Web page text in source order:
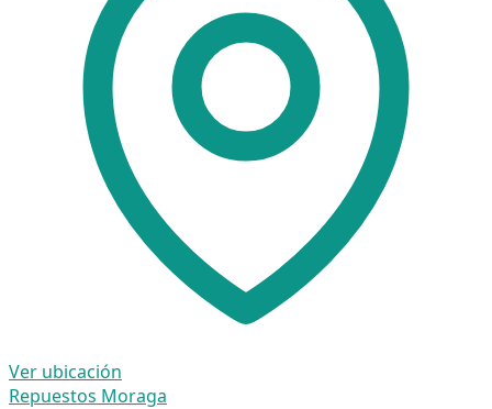
Ver ubicación
Repuestos Moraga